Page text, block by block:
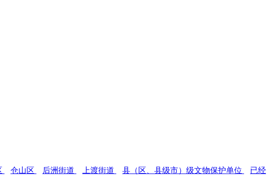
仓山区 后洲街道 上渡街道 县（区、县级市）级文物保护单位
已经